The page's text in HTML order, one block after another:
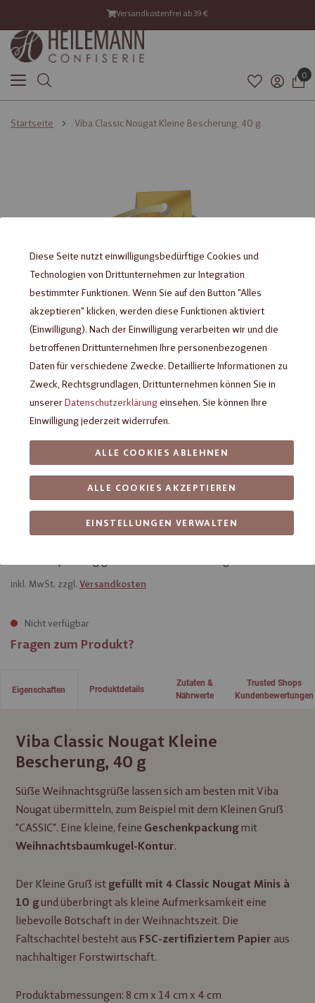
Versandkostenfrei ab 39 €
0
Startseite Viba Classic Nougat Kleine Bescherung, 40 g
Viba Classic Nougat Kleine
Bescherung, 40 g
inkl. MwSt. zzgl. Versandkosten
Nicht verfügbar
Fragen zum Produkt?
Eigenschaften
Viba Classic Nougat Kleine
Bescherung, 40 g
Süße Weihnachtsgrüße lassen sich am besten mit Viba
Nougat übermitteln, zum Beispiel mit dem Kleinen Gruß
"CASSIC". Eine kleine, feine Geschenkpackungmit
Weihnachtsbaumkugel-Kontur.
Der Kleine Gruß ist gefüllt mit 4 Classic Nougat Minis à
10 gund überbringt als kleine Aufmerksamkeit eine
liebevolle Botschaft in der Weihnachtszeit. Die
Faltschachtel besteht aus FSC-zertifiziertem Papier aus
nachhaltiger Forstwirtschaft.
Produktabmessungen: 8 cm x 14 cm x 4 cm
Produktdetails
Zutaten &
Nährwerte
Trusted Shops
Kundenbewertungen
Diese Seite nutzt einwilligungsbedürftige Cookies und
Technologien von Drittunternehmen zur Integration
bestimmter Funktionen. Wenn Sie auf den Button "Alles
akzeptieren" klicken, werden diese Funktionen aktiviert
(Einwilligung). Nach der Einwilligung verarbeiten wir und die
betroffenen Drittunternehmen Ihre personenbezogenen
Daten für verschiedene Zwecke. Detaillierte Informationen zu
Zweck, Rechtsgrundlagen, Drittunternehmen können Sie in
unsererDatenschutzerklärungeinsehen. Sie können Ihre
Einwilligung jederzeit widerrufen.
EINSTELLUNGEN VERWALTEN
ALLE COOKIES AKZEPTIEREN
ALLE COOKIES ABLEHNEN